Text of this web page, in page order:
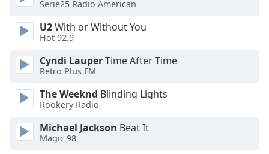
Opacity
Caption
Background
Color
Opacity
Serie25 Radio American
U2With or Without You
Hot 92.9
Cyndi LauperTime After Time
Retro Plus FM
The Weeknd Blinding Lights
Rookery Radio
Michael Jackson Beat It
Magic 98